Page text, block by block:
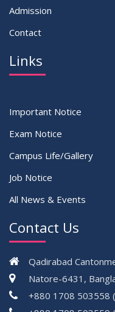
Admission
Contact
Links
Important Notice
Exam Notice
Campus Life/Gallery
Job Notice
All News & Events
Contact Us
Qadirabad
Natore-6431,
+880 1708 503558